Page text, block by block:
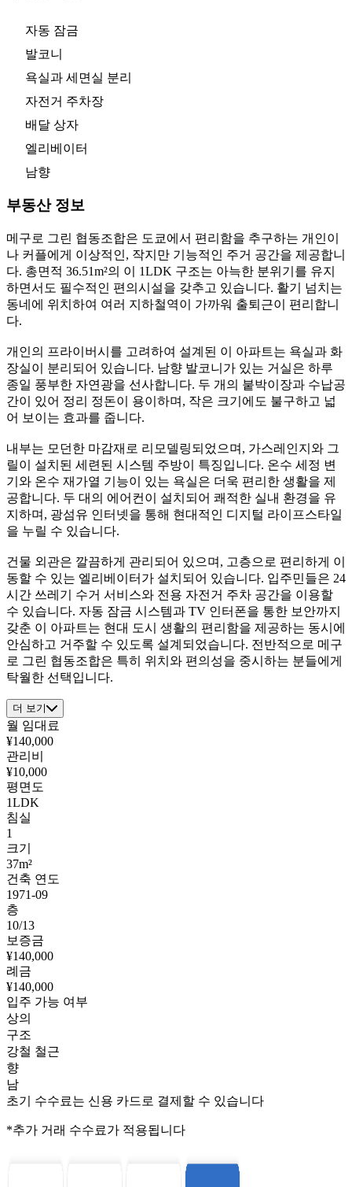
자동 잠금
발코니
욕실과 세면실 분리
자전거 주차장
배달 상자
엘리베이터
남향
부동산 정보
메구로 그린 협동조합은 도쿄에서 편리함을 추구하는 개인이
나 커플에게 이상적인, 작지만 기능적인 주거 공간을 제공합니
다. 총면적 36.51m²의 이 1LDK 구조는 아늑한 분위기를 유지
하면서도 필수적인 편의시설을 갖추고 있습니다. 활기 넘치는
동네에 위치하여 여러 지하철역이 가까워 출퇴근이 편리합니
다.
개인의 프라이버시를 고려하여 설계된 이 아파트는 욕실과 화
장실이 분리되어 있습니다. 남향 발코니가 있는 거실은 하루
종일 풍부한 자연광을 선사합니다. 두 개의 붙박이장과 수납공
간이 있어 정리 정돈이 용이하며, 작은 크기에도 불구하고 넓
어 보이는 효과를 줍니다.
내부는 모던한 마감재로 리모델링되었으며, 가스레인지와 그
릴이 설치된 세련된 시스템 주방이 특징입니다. 온수 세정 변
기와 온수 재가열 기능이 있는 욕실은 더욱 편리한 생활을 제
공합니다. 두 대의 에어컨이 설치되어 쾌적한 실내 환경을 유
지하며, 광섬유 인터넷을 통해 현대적인 디지털 라이프스타일
을 누릴 수 있습니다.
건물 외관은 깔끔하게 관리되어 있으며, 고층으로 편리하게 이
동할 수 있는 엘리베이터가 설치되어 있습니다. 입주민들은 24
시간 쓰레기 수거 서비스와 전용 자전거 주차 공간을 이용할
수 있습니다. 자동 잠금 시스템과 TV 인터폰을 통한 보안까지
갖춘 이 아파트는 현대 도시 생활의 편리함을 제공하는 동시에
안심하고 거주할 수 있도록 설계되었습니다. 전반적으로 메구
로 그린 협동조합은 특히 위치와 편의성을 중시하는 분들에게
탁월한 선택입니다.
더 보기
월 임대료
¥140,000
관리비
¥10,000
평면도
1LDK
침실
1
크기
37m²
건축 연도
1971-09
층
10/13
보증금
¥140,000
례금
¥140,000
입주 가능 여부
상의
구조
강철 철근
향
남
초기 수수료는 신용 카드로 결제할 수 있습니다
*추가 거래 수수료가 적용됩니다